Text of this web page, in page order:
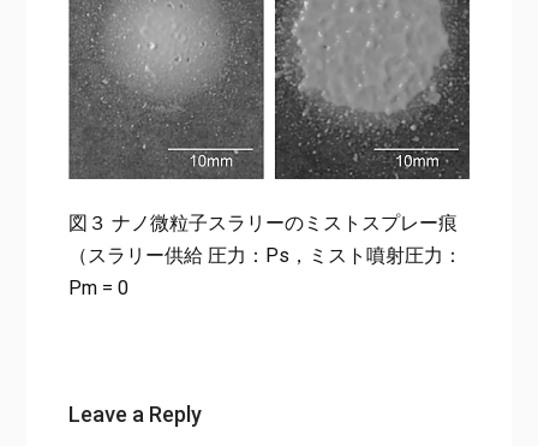
図３ ナノ微粒子スラリーのミストスプレー痕
（スラリー供給 圧力：Ps，ミスト噴射圧力：
Pm = 0
Leave a Reply